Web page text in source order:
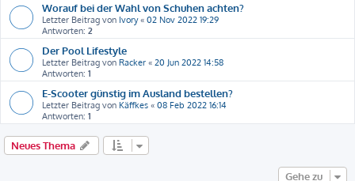
Worauf bei der Wahl von Schuhen achten?
Letzter Beitrag von Ivory« 02 Nov 2022 19:29
Antworten: 2
Der Pool Lifestyle
Letzter Beitrag von Racker « 20 Jun 2022 14:58
Antworten: 1
E-Scooter günstig im Ausland bestellen?
Letzter Beitrag von Käffkes « 08 Feb 2022 16:14
Antworten: 1
Neues Thema
Gehe zu